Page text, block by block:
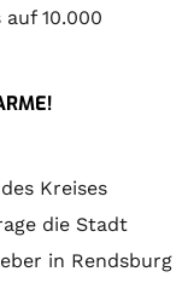
10.000
Kreises
die Stadt
in Rendsburg